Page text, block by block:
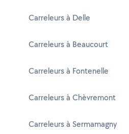
Carreleurs à Delle
Carreleurs à Beaucourt
Carreleurs à Fontenelle
Carreleurs à Chèvremont
Carreleurs à Sermamagny